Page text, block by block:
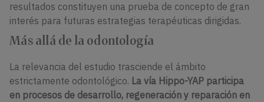
resultados constituyen una prueba de concepto de gran
interés para futuras estrategias terapéuticas dirigidas.
Más allá de la odontología
La relevancia del estudio trasciende el ámbito
estrictamente odontológico. La vía Hippo-YAP participa
en procesos de desarrollo, regeneración y reparación en